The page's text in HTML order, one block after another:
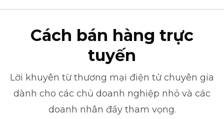
Cách bán hàng trực
tuyến
Lời khuyên từ thương mại điện tử chuyên gia
dành cho các chủ doanh nghiệp nhỏ và các
doanh nhân đầy tham vọng.